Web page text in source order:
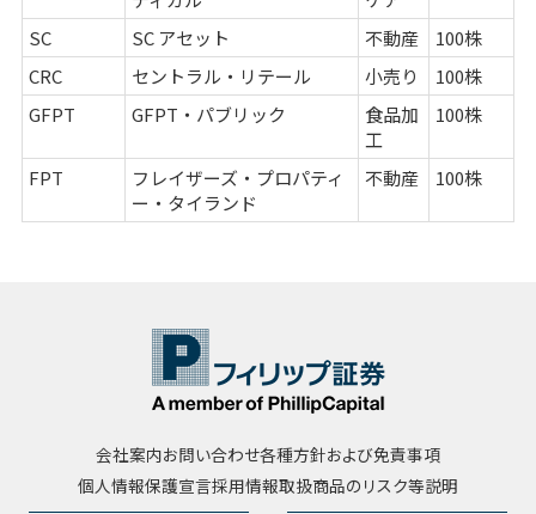
SC SC アセット 不動産
100株
CRC
セントラル・リテール 小売り
100株
GFPT
GFPT・パブリック
食品加
工
100株
FPT
フレイザーズ・プロパティ
ー・タイランド
不動産 100株
会社案内お問い合わせ各種方針および免責事項
個人情報保護宣言採用情報取扱商品のリスク等説明